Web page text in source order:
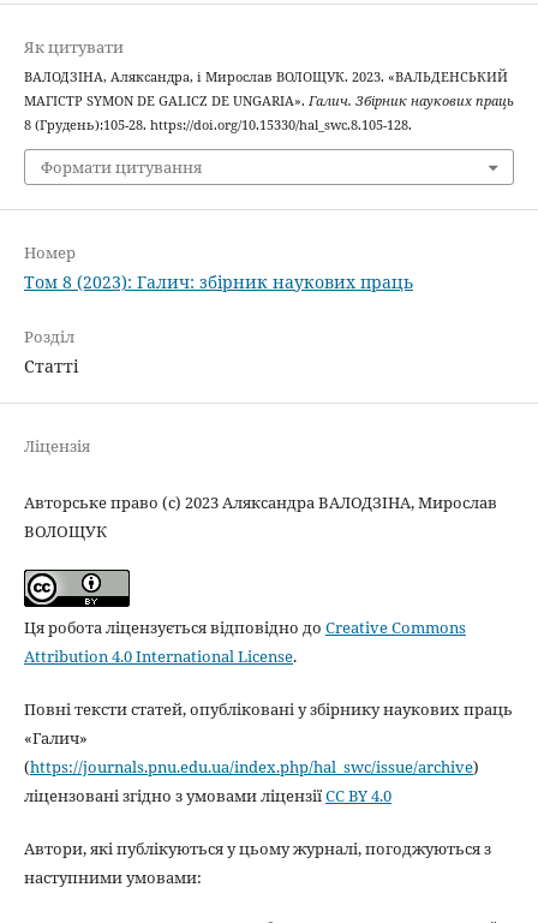
Як цитувати
ВАЛОДЗІНА, Аляксандра, і Мирослав ВОЛОЩУК. 2023. «ВАЛЬДЕНСЬКИЙ
МАГІСТР SYMON DE GALICZ DE UNGARIA». Галич. Збірник наукових праць
8 (Грудень):105-28. https://doi.org/10.15330/hal_swc.8.105-128.
Формати цитування
Номер
Том 8 (2023): Галич: збірник наукових праць
Розділ
Статті
Ліцензія
Авторське право (c) 2023 Аляксандра ВАЛОДЗІНА, Мирослав
ВОЛОЩУК
Ця робота ліцензується відповідно до Creative Commons
Attribution 4.0 International License.
Повні тексти статей, опубліковані у збірнику наукових праць
«Галич»
(https://journals.pnu.edu.ua/index.php/hal_swc/issue/archive)
ліцензовані згідно з умовами ліцензіїCC BY 4.0
Автори, які публікуються у цьому журналі, погоджуються з
наступними умовами: